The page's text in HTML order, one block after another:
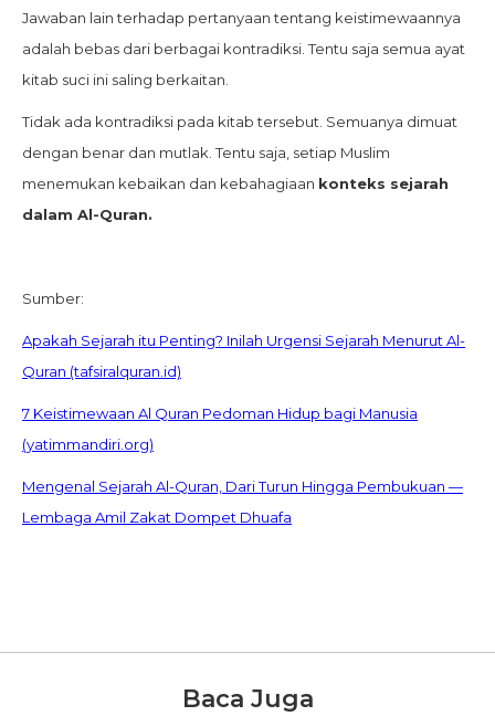
Jawaban lain terhadap pertanyaan tentang keistimewaannya
adalah bebas dari berbagai kontradiksi. Tentu saja semua ayat
kitab suci ini saling berkaitan.
Tidak ada kontradiksi pada kitab tersebut. Semuanya dimuat
dengan benar dan mutlak. Tentu saja, setiap Muslim
menemukan kebaikan dan kebahagiaan konteks sejarah
dalam Al-Quran.
Sumber:
Apakah Sejarah itu Penting? Inilah Urgensi Sejarah Menurut Al-
Quran (tafsiralquran.id)
7 Keistimewaan Al Quran Pedoman Hidup bagi Manusia
(yatimmandiri.org)
Mengenal Sejarah Al-Quran, Dari Turun Hingga Pembukuan —
Lembaga Amil Zakat Dompet Dhuafa
Baca Juga